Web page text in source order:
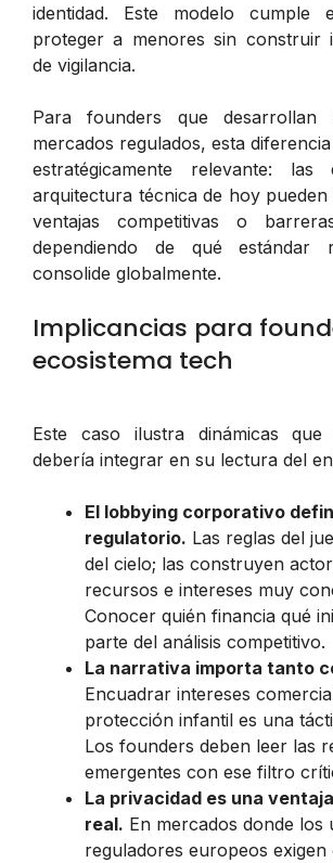
identidad. Este modelo cumple
proteger a menores sin construir
de vigilancia.
Para founders que desarrollan
mercados regulados, esta
estratégicamente relevante: las
arquitectura técnica de hoy
ventajas competitivas o
dependiendo de qué estándar
consolide globalmente.
Implicancias para
ecosistema tech
Este caso ilustra dinámicas
debería integrar en su lectura del
El lobbying corporativo
regulatorio. Las reglas del
del cielo; las construyen
recursos e intereses muy
Conocer quién financia qué
parte del análisis competitivo.
La narrativa importa tanto
Encuadrar intereses
protección infantil es una
Los founders deben leer las
emergentes con ese filtro
La privacidad es una
real. En mercados donde los
reguladores europeos exigen